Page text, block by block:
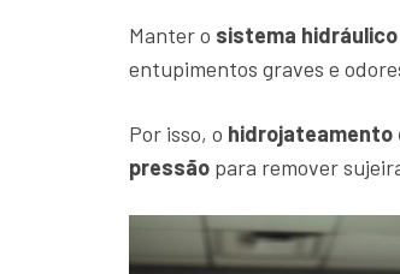
Manter o sistema hidráulico
entupimentos graves e
Por isso, o hidrojateamento
pressão para remover